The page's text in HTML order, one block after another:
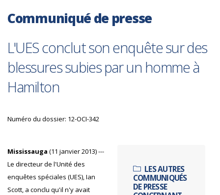
Communiqué de presse
L'UES conclut son enquête sur des
blessures subies par un homme à
Hamilton
Numéro du dossier: 12-OCI-342
LES AUTRES
COMMUNIQUÉS
DE PRESSE
Mississauga (11 janvier 2013) ---
Le directeur de l'Unité des
enquêtes spéciales (UES), Ian
Scott, a conclu qu'il n'y avait